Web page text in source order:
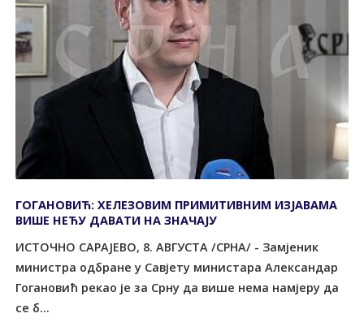
ГОГАНОВИЋ: ХЕЛЕЗОВИМ ПРИМИТИВНИМ ИЗЈАВАМА
ВИШЕ НЕЋУ ДАВАТИ НА ЗНАЧАЈУ
ИСТОЧНО САРАЈЕВО, 8. АВГУСТА /СРНА/ - Замјеник
министра одбране у Савјету министара Александар
Гогановић рекао је за Срну да више нема намјеру да
се б...